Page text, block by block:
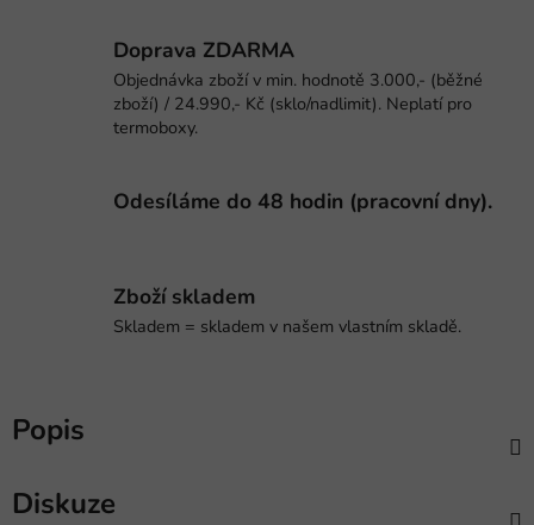
Doprava ZDARMA
Objednávka zboží v min. hodnotě 3.000,- (běžné
zboží) / 24.990,- Kč (sklo/nadlimit). Neplatí pro
termoboxy.
Odesíláme do 48 hodin (pracovní dny).
Zboží skladem
Skladem = skladem v našem vlastním skladě.
Popis
Diskuze